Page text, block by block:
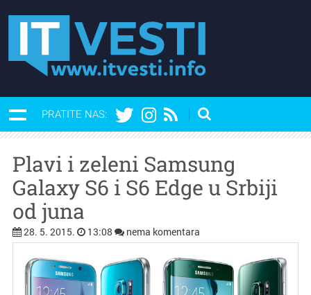
PRATITE NAS:
Plavi i zeleni Samsung
Galaxy S6 i S6 Edge u Srbiji
od juna
28. 5. 2015. 13:08 nema komentara